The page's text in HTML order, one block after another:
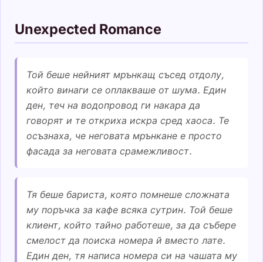
Unexpected Romance
Той беше нейният мрънкащ съсед отдолу,
който винаги се оплакваше от шума. Един
ден, теч на водопровод ги накара да
говорят и те откриха искра сред хаоса. Те
осъзнаха, че неговата мрънкане е просто
фасада за неговата срамежливост.
Тя беше бариста, която помнеше сложната
му поръчка за кафе всяка сутрин. Той беше
клиент, който тайно работеше, за да събере
смелост да поиска номера й вместо лате.
Един ден, тя написа номера си на чашата му